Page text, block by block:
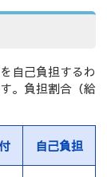
自己負担するわ
。負担割合（給
自己負担